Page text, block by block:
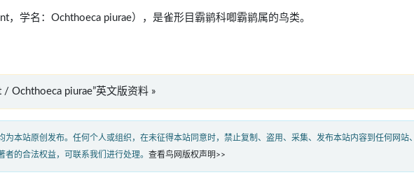
，学名：Ochthoeca piurae），是雀形目霸鹟科唧霸鹟属的鸟类。
Ochthoeca piurae”英文版资料 »
为本站原创发布。任何个人或组织，在未征得本站同意时，禁止复制、盗用、采集、发布本站内容到任何网站
的合法权益，可联系我们进行处理。 查看鸟网版权声明>>